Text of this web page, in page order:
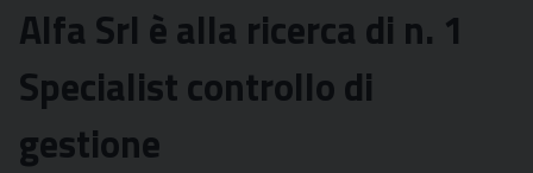
Alfa Srl è alla ricerca di n. 1
Specialist controllo di
gestione